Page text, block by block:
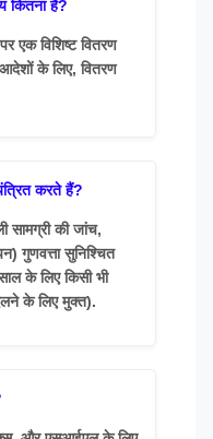
कितना है?
एक विशिष्ट वितरण
के लिए, वितरण
करते हैं?
सामग्री की जांच,
गुणवत्ता सुनिश्चित
के लिए किसी भी
के लिए मुक्त).